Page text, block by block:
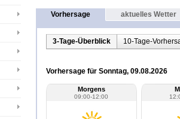
Vorhersage aktuelles Wetter
3-Tage-Überblick 10-Tage-
Vorhersage für Sonntag, 09.08.2026
Morgens
09:00-12:00